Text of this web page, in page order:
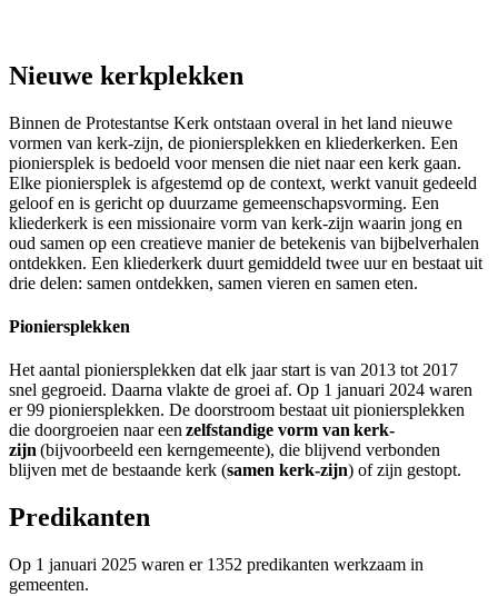
Nieuwe kerkplekken
Binnen de Protestantse Kerk ontstaan overal in het land nieuwe
vormen van kerk-zijn, de pioniersplekken en kliederkerken. Een
pioniersplek is bedoeld voor mensen die niet naar een kerk gaan.
Elke pioniersplek is afgestemd op de context, werkt vanuit gedeeld
geloof en is gericht op duurzame gemeenschapsvorming. Een
kliederkerk is een missionaire vorm van kerk-zijn waarin jong en
oud samen op een creatieve manier de betekenis van bijbelverhalen
ontdekken. Een kliederkerk duurt gemiddeld twee uur en bestaat uit
drie delen: samen ontdekken, samen vieren en samen eten.
Pioniersplekken
Het aantal pioniersplekken dat elk jaar start is van 2013 tot 2017
snel gegroeid. Daarna vlakte de groei af. Op 1 januari 2024 waren
er 99 pioniersplekken. De doorstroom bestaat uit pioniersplekken
die doorgroeien naar een zelfstandige vorm van kerk-
zijn (bijvoorbeeld een kerngemeente), die blijvend verbonden
blijven met de bestaande kerk (samen kerk-zijn) of zijn gestopt.
Predikanten
Op 1 januari 2025 waren er 1352 predikanten werkzaam in
gemeenten.